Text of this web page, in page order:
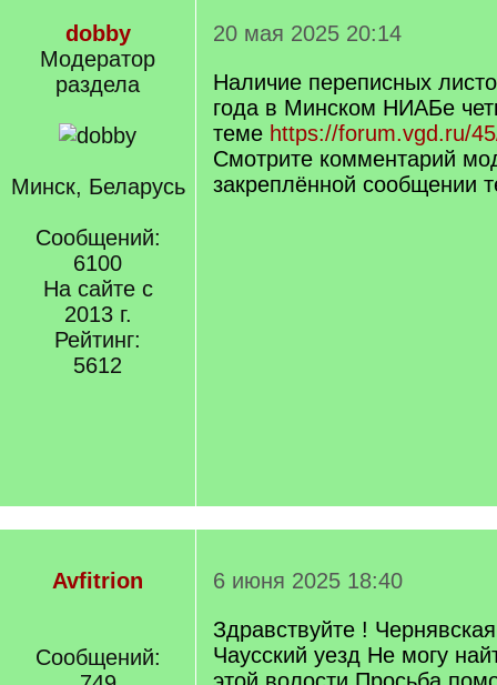
dobby
Модератор
раздела
Минск, Беларусь
Сообщений:
6100
На сайте с
2013 г.
Рейтинг:
5612
20 мая 2025 20:14
Наличие переписных
года в Минском НИАБе
теме https://forum.vgd.ru/
Смотрите комментарий
закреплённой сообщении
Avfitrion
Сообщений:
6 июня 2025 18:40
Здравствуйте !
Чаусский уезд Не могу